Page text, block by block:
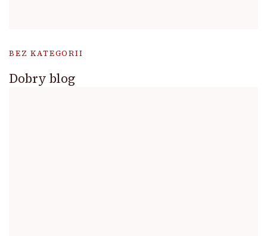
BEZ KATEGORII
Dobry blog